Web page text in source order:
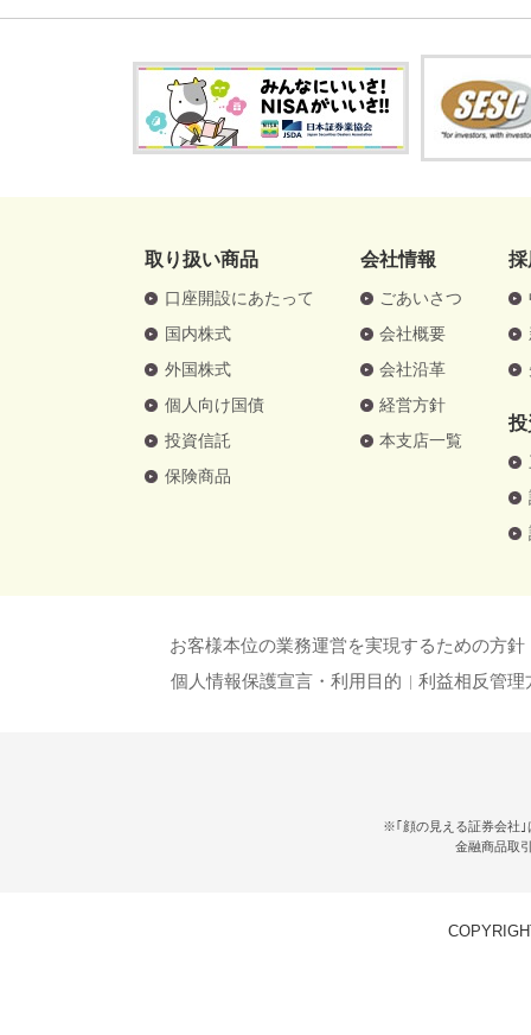
取り扱い商品
口座開設にあたって
国内株式
外国株式
個人向け国債
投資信託
保険商品
会社情報
ごあいさつ
会社概要
会社沿革
経営方針
本支店一覧
お客様本位の業務運営を実現するための方針
個人情報保護宣言・利用目的
利益相反管理
※｢顔の見える証券会社｣
金融商品取